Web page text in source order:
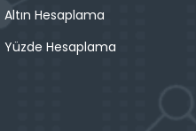
Altın Hesaplama
Yüzde Hesaplama